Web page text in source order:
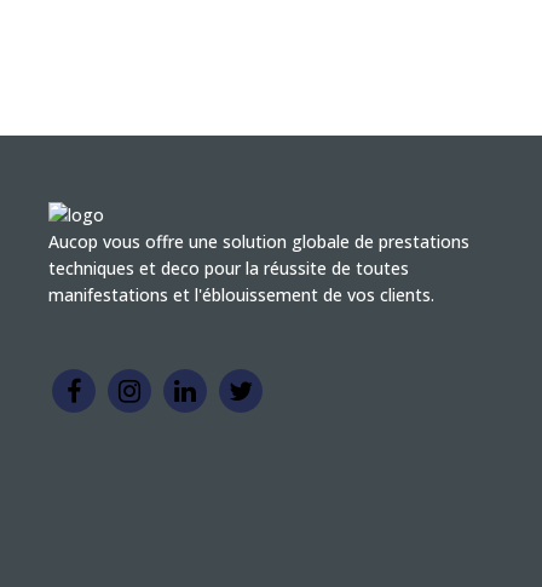
Aucop vous offre une solution globale de prestations
techniques et deco pour la réussite de toutes
manifestations et l'éblouissement de vos clients.